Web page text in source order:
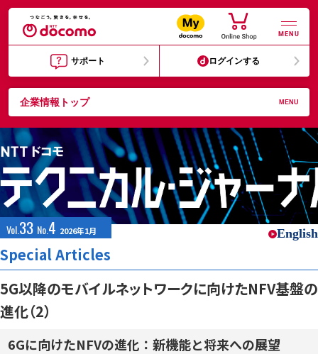
MENU
サポート ログインする
企業情報トップ MENU
Vol.33 No.4 2026年1月 English
Special Articles
5G以降のモバイルネットワークに向けたNFV基盤の
進化（2）
6Gに向けたNFVの進化：新機能と将来への展望